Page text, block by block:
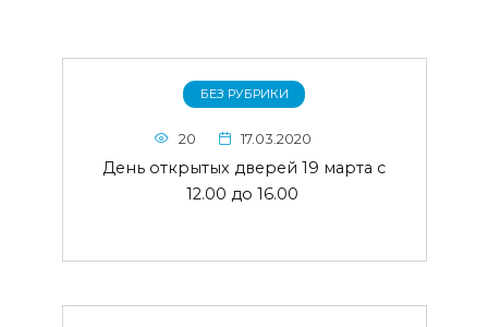
БЕЗ РУБРИКИ
20 17.03.2020
День открытых дверей 19 марта с
12.00 до 16.00